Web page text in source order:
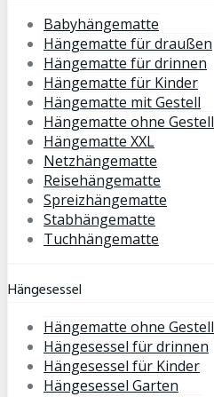
Babyhängematte
Hängematte für draußen
Hängematte für drinnen
Hängematte für Kinder
Hängematte mit Gestell
Hängematte ohne Gestell
Hängematte XXL
Netzhängematte
Reisehängematte
Spreizhängematte
Stabhängematte
Tuchhängematte
Hängesessel
Hängematte ohne Gestell
Hängesessel für drinnen
Hängesessel für Kinder
Hängesessel Garten